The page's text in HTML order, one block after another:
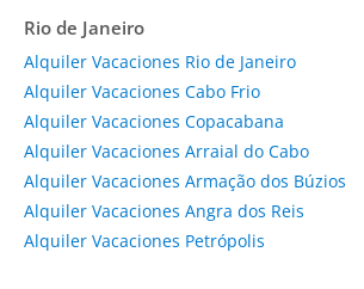
Rio de Janeiro
Alquiler Vacaciones Rio de Janeiro
Alquiler Vacaciones Cabo Frio
Alquiler Vacaciones Copacabana
Alquiler Vacaciones Arraial do Cabo
Alquiler Vacaciones Armação dos Búzios
Alquiler Vacaciones Angra dos Reis
Alquiler Vacaciones Petrópolis